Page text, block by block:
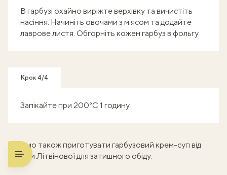
В гарбузі охайно виріжте верхівку та вичистіть
насіння. Начиніть овочами з мʼясом та додайте
лаврове листя. Обгорніть кожен гарбуз в фольгу.
Крок 4/4
Запікайте при 200°C 1 годину.
Радимо також приготувати гарбузовий крем-суп від
Тетяни Літвінової для затишного обіду.